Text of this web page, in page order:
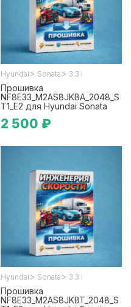
Hyundai > Sonata > 3.3 i
Прошивка
NF8E33_M2AS8JKBA_2048_S
T1_E2 для Hyundai Sonata
2 500 ₽
Hyundai > Sonata > 3.3 i
Прошивка
NF8E33_M2AS8JKBT_2048_S